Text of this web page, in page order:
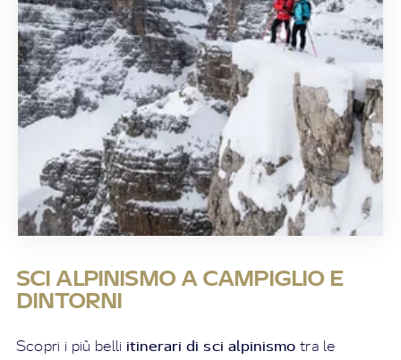
SCI ALPINISMO A CAMPIGLIO E
DINTORNI
Scopri i più belli itinerari di sci alpinismo tra le